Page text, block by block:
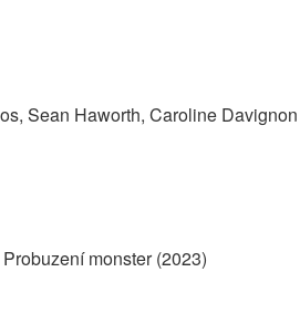
Sean Haworth, Caroline Davignon
monster (2023)